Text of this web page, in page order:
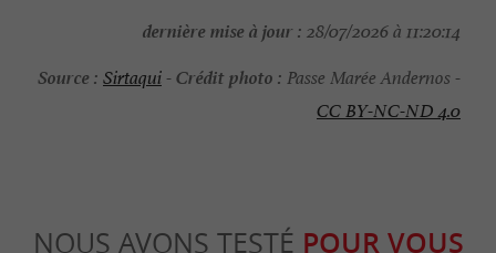
dernière mise à jour : 28/07/2026 à 11:20:14
Source : Sirtaqui-Crédit photo : Passe Marée Andernos -
CC BY-NC-ND 4.0
NOUS AVONS TESTÉ POUR VOUS